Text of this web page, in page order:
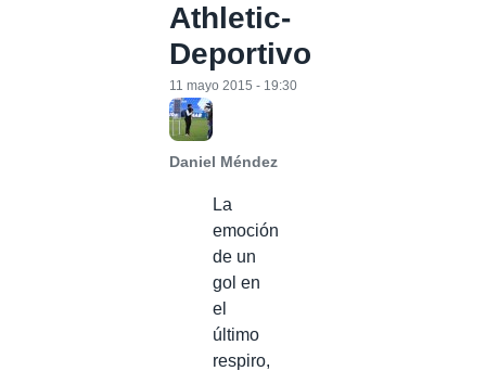
Athletic-
Deportivo
Daniel Méndez
11 mayo 2015 - 19:30
La
emoción
de un
gol en
el
último
respiro,